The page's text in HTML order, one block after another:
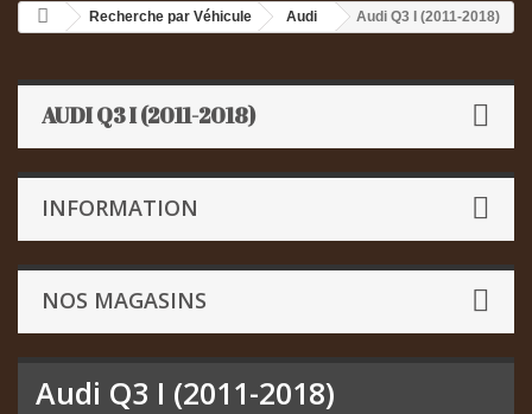
Recherche par Véhicule Audi Audi Q3 I (2011-2018)
AUDI Q3 I (2011-2018)
INFORMATION
NOS MAGASINS
Audi Q3 I (2011-2018)